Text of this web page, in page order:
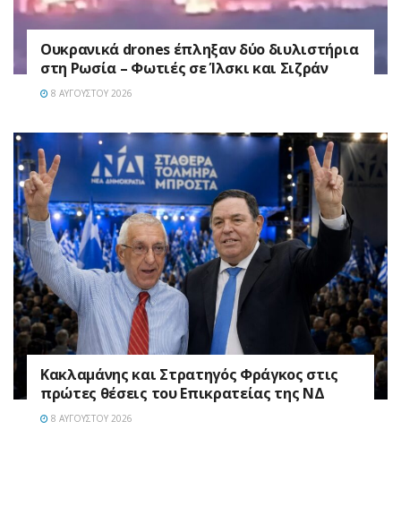
Ουκρανικά drones έπληξαν δύο διυλιστήρια
στη Ρωσία – Φωτιές σε Ίλσκι και Σιζράν
8 ΑΥΓΟΎΣΤΟΥ 2026
Κακλαμάνης και Στρατηγός Φράγκος στις
πρώτες θέσεις του Επικρατείας της ΝΔ
8 ΑΥΓΟΎΣΤΟΥ 2026